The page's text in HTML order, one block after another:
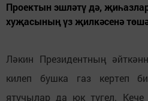
Проектын эшләтү дә,
хуҗасының үз җилкәсенә
Ләкин Президентның
килеп бушка газ кертеп
ятучылар да юк түгел.